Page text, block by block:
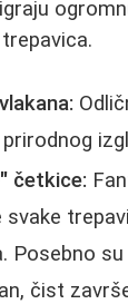
četkice:
svake
Posebno
čist